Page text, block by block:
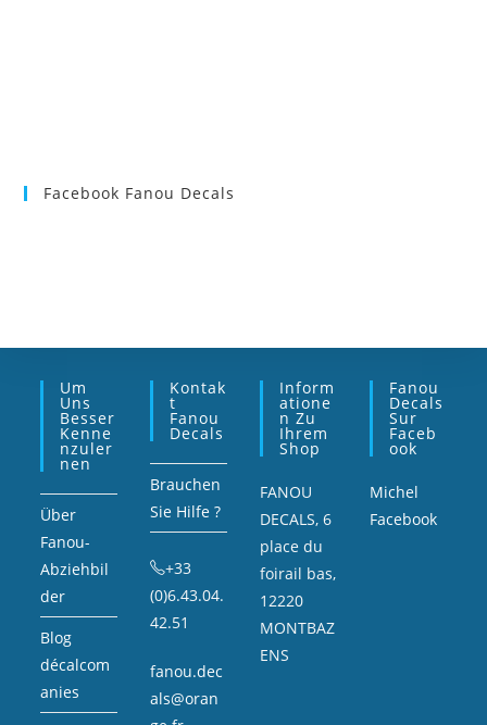
Facebook Fanou Decals
Um
Uns
Besser
Kenne
Nzuler
Nen
Über
Fanou-
Abziehbil
der
Blog
décalcom
anies
Kontak
T
Fanou
Decals
Brauchen
Sie Hilfe ?
+33
(0)6.43.04.
42.51
fanou.dec
als@oran
Inform
Atione
N Zu
Ihrem
Shop
FANOU
DECALS, 6
place du
foirail bas,
12220
MONTBAZ
ENS
Fanou
Decals
Sur
Faceb
Ook
Michel
Facebook